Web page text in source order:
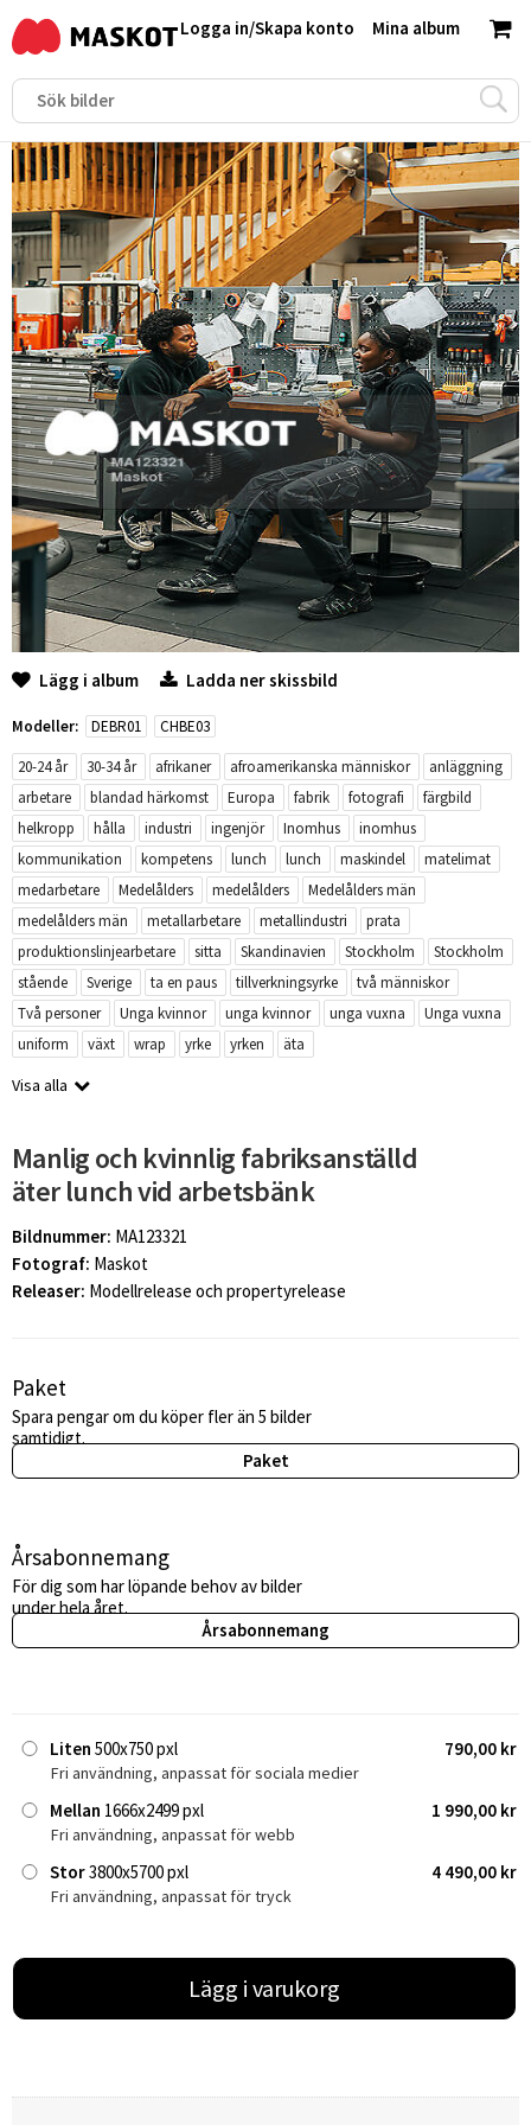
Mina album
Logga in/Skapa konto
Lägg i album Ladda ner skissbild
Modeller: DEBR01
CHBE03
20-24 år
30-34 år afrikaner afroamerikanska människor
anläggning
arbetare
blandad härkomst Europa fabrik fotografi
färgbild
helkropp
hålla industri ingenjör Inomhus
inomhus
kommunikation
kompetens lunch lunch maskindel
matelimat
medarbetare
Medelålders medelålders
Medelålders män
medelålders män
metallarbetare metallindustri
prata
produktionslinjearbetare
sitta Skandinavien Stockholm
Stockholm
stående
Sverige ta en paus tillverkningsyrke
två människor
Två personer
Unga kvinnor unga kvinnor unga vuxna
Unga vuxna
uniform
växt wrap yrke yrken äta
Visa alla
Manlig och kvinnlig fabriksanställd
äter lunch vid arbetsbänk
Bildnummer: MA123321
Fotograf: Maskot
Releaser: Modellrelease och propertyrelease
Paket
Spara pengar om du köper fler än 5 bilder
samtidigt.
Paket
Årsabonnemang
För dig som har löpande behov av bilder
under hela året.
Årsabonnemang
Liten 500x750 pxl 790,00 kr
Fri användning, anpassat för sociala medier
Mellan 1666x2499 pxl 1 990,00 kr
Fri användning, anpassat för webb
Stor3800x5700 pxl 4 490,00 kr
Fri användning, anpassat för tryck
Lägg i varukorg